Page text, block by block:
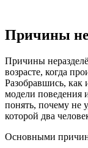
Причины
Причины
возрасте, когда
Разобравшись,
модели поведения
понять, почему не
которой два
Основными